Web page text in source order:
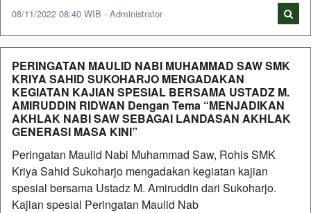
08/11/2022 08:40 WIB - Administrator
PERINGATAN MAULID NABI MUHAMMAD SAW SMK
KRIYA SAHID SUKOHARJO MENGADAKAN
KEGIATAN KAJIAN SPESIAL BERSAMA USTADZ M.
AMIRUDDIN RIDWAN Dengan Tema “MENJADIKAN
AKHLAK NABI SAW SEBAGAI LANDASAN AKHLAK
GENERASI MASA KINI”
Peringatan Maulid Nabi Muhammad Saw, Rohis SMK
Kriya Sahid Sukoharjo mengadakan kegiatan kajian
spesial bersama Ustadz M. Amiruddin dari Sukoharjo.
Kajian spesial Peringatan Maulid Nab